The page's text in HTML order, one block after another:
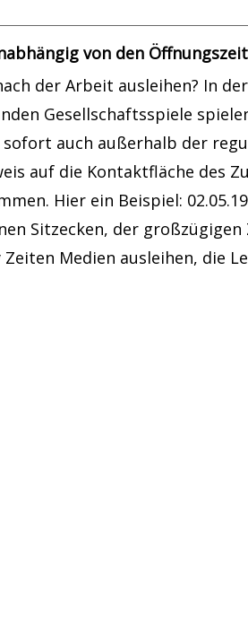
von den
der Arbeit ausleihen? In
Gesellschaftsspiele
auch außerhalb der
auf die Kontaktfläche des
Hier ein Beispiel:
Sitzecken, der
Medien ausleihen, die